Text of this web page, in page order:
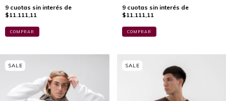
9 cuotas sin interés de
$11.111,11
COMPRAR
9 cuotas sin interés de
$11.111,11
COMPRAR